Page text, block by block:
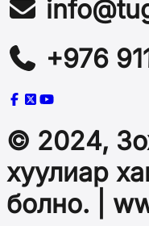
+976
© 2024,
хуулиар
болно. |